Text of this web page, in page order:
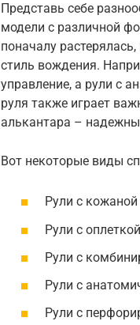
Представь себе
модели с различной
поначалу
стиль вождения.
управление, а рули с
руля также играет
алькантара –
Вот некоторые виды
Рули с кожаной
Рули с
Рули с
Рули с
Рули с